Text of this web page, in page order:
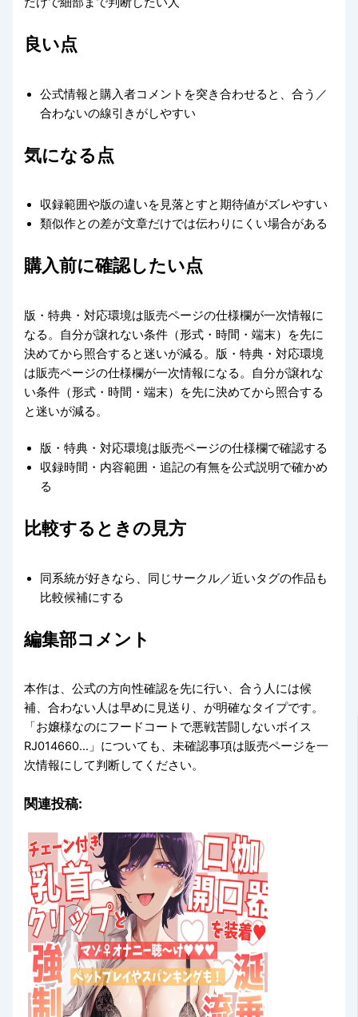
良い点
公式情報と購入者コメントを突き合わせると、合う／
合わないの線引きがしやすい
気になる点
収録範囲や版の違いを見落とすと期待値がズレやすい
類似作との差が文章だけでは伝わりにくい場合がある
購入前に確認したい点
版・特典・対応環境は販売ページの仕様欄が一次情報に
なる。自分が譲れない条件（形式・時間・端末）を先に
決めてから照合すると迷いが減る。版・特典・対応環境
は販売ページの仕様欄が一次情報になる。自分が譲れな
い条件（形式・時間・端末）を先に決めてから照合する
と迷いが減る。
版・特典・対応環境は販売ページの仕様欄で確認する
収録時間・内容範囲・追記の有無を公式説明で確かめ
る
比較するときの見方
同系統が好きなら、同じサークル／近いタグの作品も
比較候補にする
編集部コメント
本作は、公式の方向性確認を先に行い、合う人には候
補、合わない人は早めに見送り、が明確なタイプです。
「お嬢様なのにフードコートで悪戦苦闘しないボイス
RJ014660…」についても、未確認事項は販売ページを一
次情報にして判断してください。
関連投稿: